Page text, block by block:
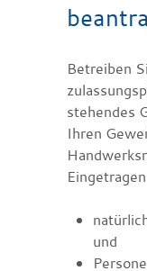
Betreiben
stehendes
Ihren
und